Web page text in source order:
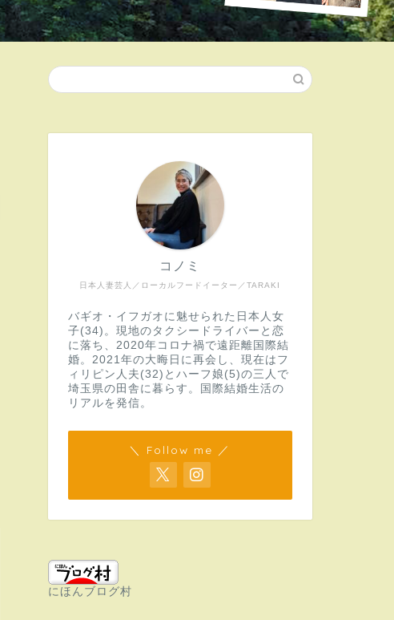
日本人妻芸人／ローカルフードイーター／TARAKI
コノミ
バギオ・イフガオに魅せられた日本人女
子(34)。現地のタクシードライバーと恋
に落ち、2020年コロナ禍で遠距離国際結
婚。2021年の大晦日に再会し、現在はフ
ィリピン人夫(32)とハーフ娘(5)の三人で
埼玉県の田舎に暮らす。国際結婚生活の
リアルを発信。
＼ Follow me ／
にほんブログ村